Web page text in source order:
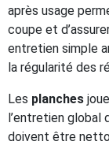
après usage
coupe et
entretien simple
la régularité des
Les planches
l’entretien global
doivent être